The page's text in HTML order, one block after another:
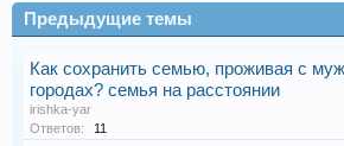
Предыдущие темы
Как сохранить семью, проживая с
городах? семья на расстоянии
irishka-yar
Ответов:
11